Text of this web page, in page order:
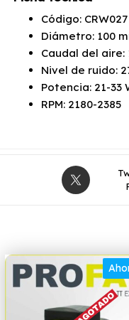
Código: CRW027
Diámetro: 100
Caudal del aire:
Nivel de ruido:
Potencia: 21-33
RPM: 2180-2385